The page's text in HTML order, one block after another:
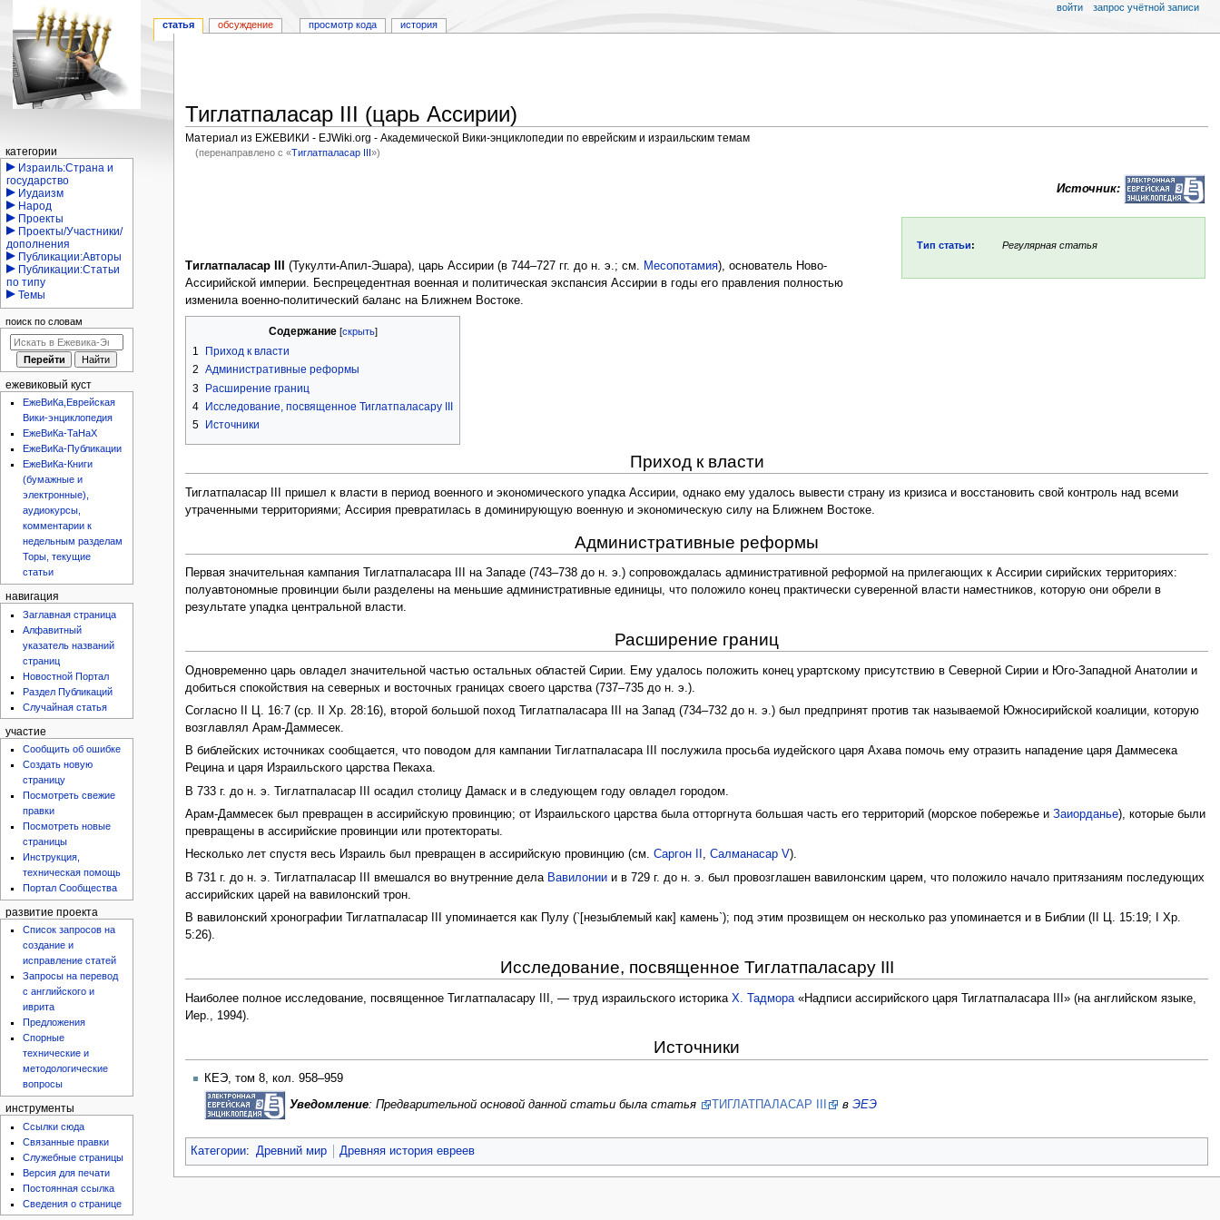
Тиглатпаласар III (царь Ассирии)
Материал из ЕЖЕВИКИ - EJWiki.org - Академической Вики-энциклопедии по еврейским и израильским темам
(перенаправлено с «Тиглатпаласар III »)
Источник:
Тип статьи: Регулярная статья
Тиглатпаласар III (Тукулти-Апил-Эшара), царь Ассирии (в 744–727 гг. до н. э.; см. Месопотамия), основатель Ново-
Ассирийской империи. Беспрецедентная военная и политическая экспансия Ассирии в годы его правления полностью
изменила военно-политический баланс на Ближнем Востоке.
Содержание
1
Приход к власти
2 Административные реформы
3 Расширение границ
4 Исследование, посвященное Тиглатпаласару III
5
Источники
Приход к власти
Тиглатпаласар III пришел к власти в период военного и экономического упадка Ассирии, однако ему удалось вывести страну из кризиса и восстановить свой контроль над всеми
утраченными территориями; Ассирия превратилась в доминирующую военную и экономическую силу на Ближнем Востоке.
Административные реформы
Первая значительная кампания Тиглатпаласара III на Западе (743–738 до н. э.) сопровождалась административной реформой на прилегающих к Ассирии сирийских территориях:
полуавтономные провинции были разделены на меньшие административные единицы, что положило конец практически суверенной власти наместников, которую они обрели в
результате упадка центральной власти.
Расширение границ
Одновременно царь овладел значительной частью остальных областей Сирии. Ему удалось положить конец урартскому присутствию в Северной Сирии и Юго-Западной Анатолии и
добиться спокойствия на северных и восточных границах своего царства (737–735 до н. э.).
Согласно II Ц. 16:7 (ср. II Хр. 28:16), второй большой поход Тиглатпаласара III на Запад (734–732 до н. э.) был предпринят против так называемой Южносирийской коалиции, которую
возглавлял Арам-Даммесек.
В библейских источниках сообщается, что поводом для кампании Тиглатпаласара III послужила просьба иудейского царя Ахава помочь ему отразить нападение царя Даммесека
Рецина и царя Израильского царства Пекаха.
В 733 г. до н. э. Тиглатпаласар III осадил столицу Дамаск и в следующем году овладел городом.
Арам-Даммесек был превращен в ассирийскую провинцию; от Израильского царства была отторгнута большая часть его территорий (морское побережье иЗаиорданье), которые были
превращены в ассирийские провинции или протектораты.
Несколько лет спустя весь Израиль был превращен в ассирийскую провинцию (см.Саргон II ,Салманасар V).
В 731 г. до н. э. Тиглатпаласар III вмешался во внутренние дела Вавилонии и в 729 г. до н. э. был провозглашен вавилонским царем, что положило начало притязаниям последующих
ассирийских царей на вавилонский трон.
В вавилонский хронографии Тиглатпаласар III упоминается как Пулу (`[незыблемый как] камень`); под этим прозвищем он несколько раз упоминается и в Библии (II Ц. 15:19; I Хр.
5:26).
Исследование, посвященное Тиглатпаласару III
Наиболее полное исследование, посвященное Тиглатпаласару III, — труд израильского историкаХ. Тадмора «Надписи ассирийского царя Тиглатпаласара III» (на английском языке,
Иер., 1994).
Источники
КЕЭ, том 8, кол. 958–959
Уведомление: Предварительной основой данной статьи была статья ТИГЛАТПАЛАСАР III в ЭЕЭ
Категории: Древний мир Древняя история евреев
Навигация
статья обсуждение просмотр кода история
войти запрос учётной записи
категории
Израиль:Страна и
государство
Иудаизм
Народ
Проекты
Проекты/Участники/
дополнения
Публикации:Авторы
Публикации:Статьи
по типу
Темы
поиск по словам
ежевиковый куст
ЕжеВиКа,Еврейская
Вики-энциклопедия
ЕжеВиКа-ТаНаХ
ЕжеВиКа-Публикации
ЕжеВиКа-Книги
(бумажные и
электронные),
аудиокурсы,
комментарии к
недельным разделам
Торы, текущие
статьи
навигация
Заглавная страница
Алфавитный
указатель названий
страниц
Новостной Портал
Раздел Публикаций
Случайная статья
участие
Сообщить об ошибке
Создать новую
страницу
Посмотреть свежие
правки
Посмотреть новые
страницы
Инструкция,
техническая помощь
Портал Сообщества
развитие проекта
Список запросов на
создание и
исправление статей
Запросы на перевод
с английского и
иврита
Предложения
Спорные
технические и
методологические
вопросы
инструменты
Ссылки сюда
Связанные правки
Служебные страницы
Версия для печати
Постоянная ссылка
Сведения о странице